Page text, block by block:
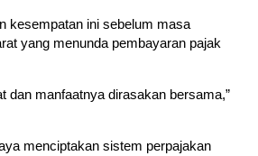
kesempatan ini sebelum masa
yang menunda pembayaran pajak
dan manfaatnya dirasakan bersama,”
menciptakan sistem perpajakan